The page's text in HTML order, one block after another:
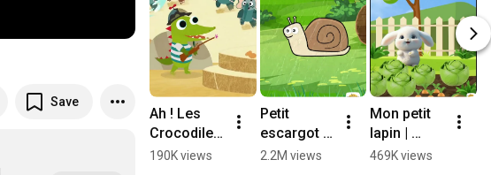
Save
Ah ! Les
Crocodiles
🐊 (avec
190K views
Petit
escargot la
Comptine
2.2M views
Mon petit
lapin |
Comptine
469K views